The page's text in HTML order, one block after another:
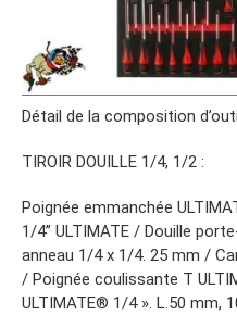
Détail de la composition
TIROIR DOUILLE 1/4, 1/2 :
Poignée emmanchée
1/4’’ ULTIMATE / Douille
anneau 1/4 x 1/4. 25 mm /
/ Poignée coulissante T
ULTIMATE® 1/4 ». L.50 mm,